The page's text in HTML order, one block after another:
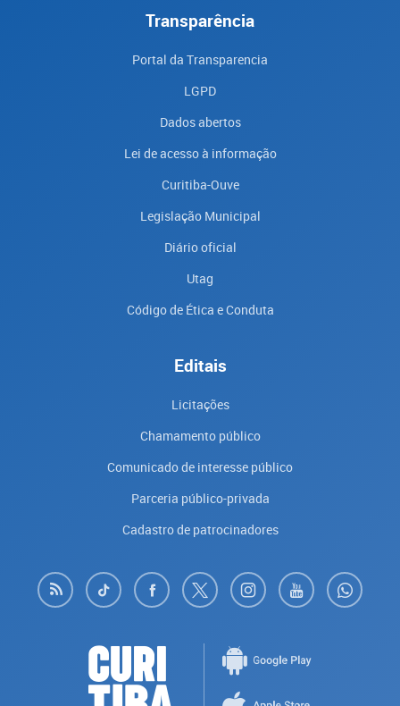
Transparência
Portal da Transparencia
LGPD
Dados abertos
Lei de acesso à informação
Curitiba-Ouve
Legislação Municipal
Diário oficial
Utag
Código de Ética e Conduta
Editais
Licitações
Chamamento público
Comunicado de interesse público
Parceria público-privada
Cadastro de patrocinadores